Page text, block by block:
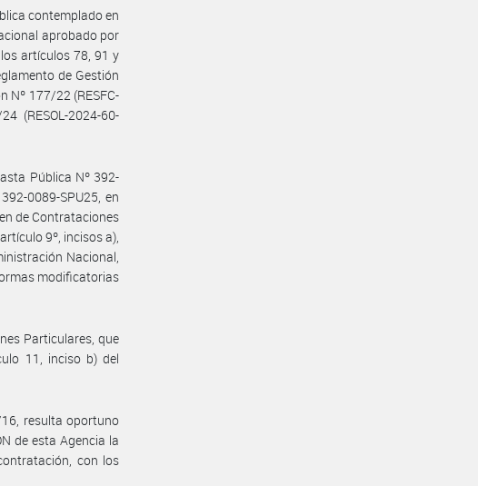
contemplado en
aprobado por
artículos 78, 91 y
de Gestión
Nº 177/22 (RESFC-
(RESOL-2024-60-
Pública Nº 392-
0089-SPU25, en
de Contrataciones
9º, incisos a),
Nacional,
modificatorias
Particulares, que
11, inciso b) del
resulta oportuno
de esta Agencia la
con los